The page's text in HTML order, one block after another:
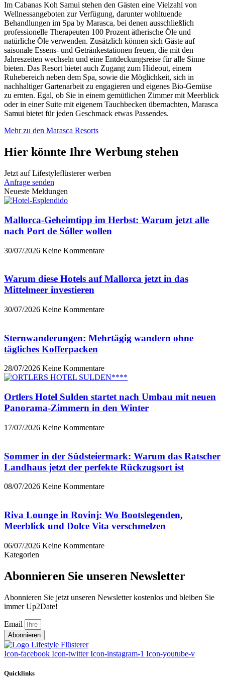
Im Cabanas Koh Samui stehen den Gästen eine Vielzahl von
Wellnessangeboten zur Verfügung, darunter wohltuende
Behandlungen im Spa by Marasca, bei denen ausschließlich
professionelle Therapeuten 100 Prozent ätherische Öle und
natürliche Öle verwenden. Zusätzlich können sich Gäste auf
saisonale Essens- und Getränkestationen freuen, die mit den
Jahreszeiten wechseln und eine Entdeckungsreise für alle Sinne
bieten. Das Resort bietet auch Zugang zum Hideout, einem
Ruhebereich neben dem Spa, sowie die Möglichkeit, sich in
nachhaltiger Gartenarbeit zu engagieren und eigenes Bio-Gemüse
zu ernten. Egal, ob Sie in einem gemütlichen Zimmer mit Meerblick
oder in einer Suite mit eigenem Tauchbecken übernachten, Marasca
Samui bietet für jeden Geschmack etwas Passendes.
Mehr zu den Marasca Resorts
Hier könnte Ihre Werbung stehen
Jetzt auf Lifestyleflüsterer werben
Anfrage senden
Neueste Meldungen
Mallorca-Geheimtipp im Herbst: Warum jetzt alle
nach Port de Sóller wollen
30/07/2026 Keine Kommentare
Warum diese Hotels auf Mallorca jetzt in das
Mittelmeer investieren
30/07/2026 Keine Kommentare
Sternwanderungen: Mehrtägig wandern ohne
tägliches Kofferpacken
28/07/2026 Keine Kommentare
Ortlers Hotel Sulden startet nach Umbau mit neuen
Panorama-Zimmern in den Winter
17/07/2026 Keine Kommentare
Sommer in der Südsteiermark: Warum das Ratscher
Landhaus jetzt der perfekte Rückzugsort ist
08/07/2026 Keine Kommentare
Riva Lounge in Rovinj: Wo Bootslegenden,
Meerblick und Dolce Vita verschmelzen
06/07/2026 Keine Kommentare
Kategorien
Abonnieren Sie unseren Newsletter
Abonnieren Sie jetzt unseren Newsletter kostenlos und bleiben Sie
immer Up2Date!
Email
Abonnieren
Icon-facebook Icon-twitter Icon-instagram-1 Icon-youtube-v
Quicklinks